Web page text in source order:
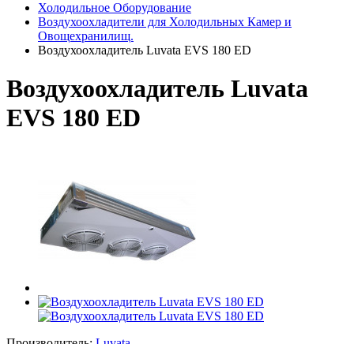
Холодильное Оборудование
Воздухоохладители для Холодильных Камер и
Овощехранилищ.
Воздухоохладитель Luvata EVS 180 ED
Воздухоохладитель Luvata
EVS 180 ED